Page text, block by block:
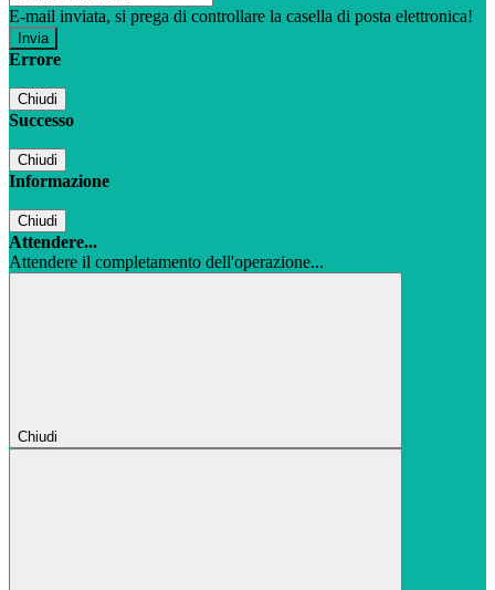
E-mail inviata, si prega di controllare la casella di posta elettronica!
Errore
Chiudi
Successo
Chiudi
Informazione
Chiudi
Attendere...
Attendere il completamento dell'operazione...
Chiudi